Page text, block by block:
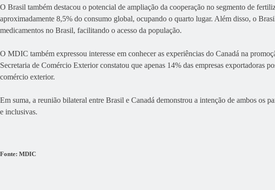
O Brasil também destacou o potencial de ampliação da cooperação no segmento de
aproximadamente 8,5% do consumo global, ocupando o quarto lugar. Além disso, o
medicamentos no Brasil, facilitando o acesso da população.
O MDIC também expressou interesse em conhecer as experiências do Canadá na
Secretaria de Comércio Exterior constatou que apenas 14% das empresas exportadoras
comércio exterior.
Em suma, a reunião bilateral entre Brasil e Canadá demonstrou a intenção de ambos os
e inclusivas.
Fonte: MDIC